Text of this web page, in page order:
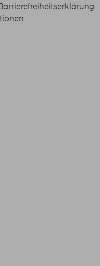
Barrierefreiheitserklärung